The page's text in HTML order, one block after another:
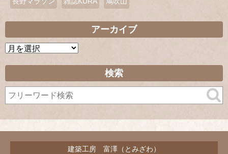
アーカイブ
ア
イ
ブ
検索
建築工房 富澤（とみざわ）